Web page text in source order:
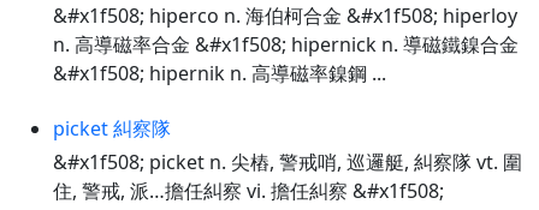
&#x1f508; hiperco n. 海伯柯合金 &#x1f508; hiperloy
n. 高導磁率合金 &#x1f508; hipernick n. 導磁鐵鎳合金
&#x1f508; hipernik n. 高導磁率鎳鋼 ...
picket 糾察隊
&#x1f508; picket n. 尖樁, 警戒哨, 巡邏艇, 糾察隊 vt. 圍
住, 警戒, 派…擔任糾察 vi. 擔任糾察 &#x1f508;